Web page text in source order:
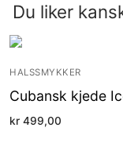
Du liker
HALSSMYKKER
Cubansk kjede
kr 499,00